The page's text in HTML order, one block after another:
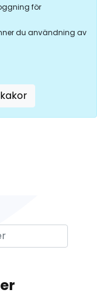
för
du användning av